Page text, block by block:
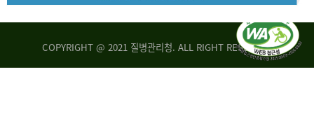
COPYRIGHT @ 2021 질병관리청. ALL RIGHT RESERVED